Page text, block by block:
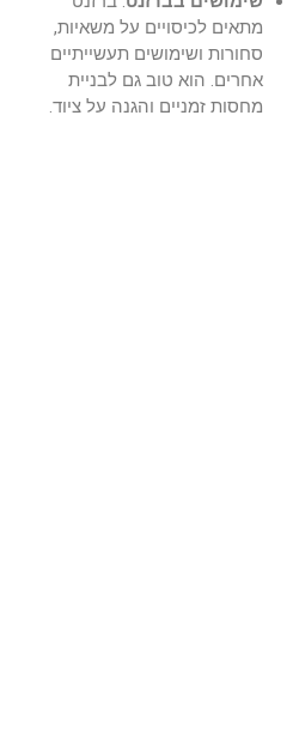
מתאים לכיסויים על משאיות,
סחורות ושימושים תעשייתיים
אחרים. הוא טוב גם לבניית
מחסות זמניים והגנה על ציוד.